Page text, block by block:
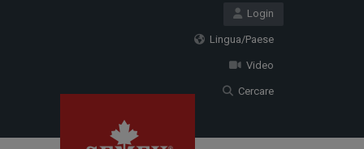
Login
Lingua/Paese
Video
Cercare